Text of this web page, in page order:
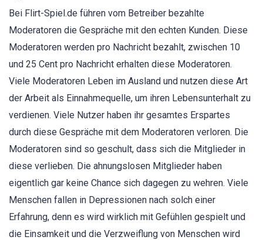
Bei Flirt-Spiel.de führen vom Betreiber bezahlte
Moderatoren die Gespräche mit den echten Kunden. Diese
Moderatoren werden pro Nachricht bezahlt, zwischen 10
und 25 Cent pro Nachricht erhalten diese Moderatoren.
Viele Moderatoren Leben im Ausland und nutzen diese Art
der Arbeit als Einnahmequelle, um ihren Lebensunterhalt zu
verdienen. Viele Nutzer haben ihr gesamtes Erspartes
durch diese Gespräche mit dem Moderatoren verloren. Die
Moderatoren sind so geschult, dass sich die Mitglieder in
diese verlieben. Die ahnungslosen Mitglieder haben
eigentlich gar keine Chance sich dagegen zu wehren. Viele
Menschen fallen in Depressionen nach solch einer
Erfahrung, denn es wird wirklich mit Gefühlen gespielt und
die Einsamkeit und die Verzweiflung von Menschen wird